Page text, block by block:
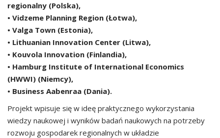
regionalny (Polska),
• Vidzeme Planning Region (Łotwa),
• Valga Town (Estonia),
• Lithuanian Innovation Center (Litwa),
• Kouvola Innovation (Finlandia),
• Hamburg Institute of International Economics
(HWWI) (Niemcy),
• Business Aabenraa (Dania).
Projekt wpisuje się w ideę praktycznego wykorzystania
wiedzy naukowej i wyników badań naukowych na potrzeby
rozwoju gospodarek regionalnych w układzie